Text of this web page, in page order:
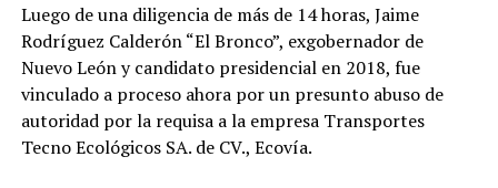
Luego de una diligencia de más de 14 horas, Jaime
Rodríguez Calderón “El Bronco”, exgobernador de
Nuevo León y candidato presidencial en 2018, fue
vinculado a proceso ahora por un presunto abuso de
autoridad por la requisa a la empresa Transportes
Tecno Ecológicos SA. de CV., Ecovía.